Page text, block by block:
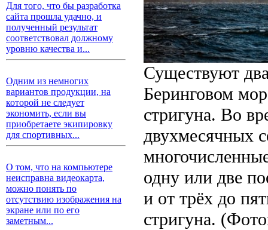
Для того, что бы разработка
сайта прошла удачно, и
полученный результат
соответствовал должному
уровню качества и...
Одним из немногих
вариантов продукции, на
которой не следует
экономить, если вы
приобретаете экипировку
для спортивных...
О том, что на компьютере
неисправна видеокарта,
можно понять по
отсутствию изображения на
экране или по его
заметным...
Существуют
Беринговом
стригуна. Во
двухмесячных
одну или две
и от трёх до
стригуна.